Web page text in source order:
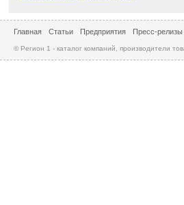
Главная Статьи Предприятия Пресс-релизы
© Регион 1 - каталог компаний, производители